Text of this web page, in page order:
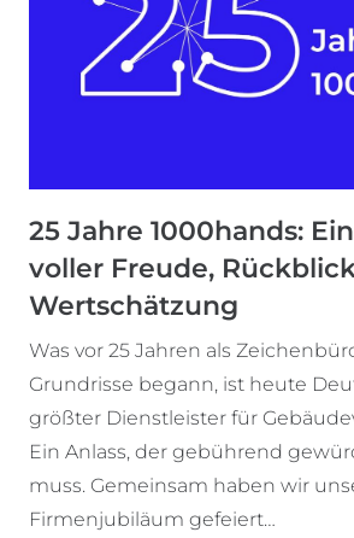
25 Jahre 1000hands:
voller Freude,
Wertschätzung
Was vor 25 Jahren als
Grundrisse begann, ist heute
größter Dienstleister für
Ein Anlass, der gebührend
muss. Gemeinsam haben wir
Firmenjubiläum gefeiert…